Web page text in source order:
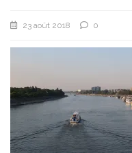
23 août 2018 0